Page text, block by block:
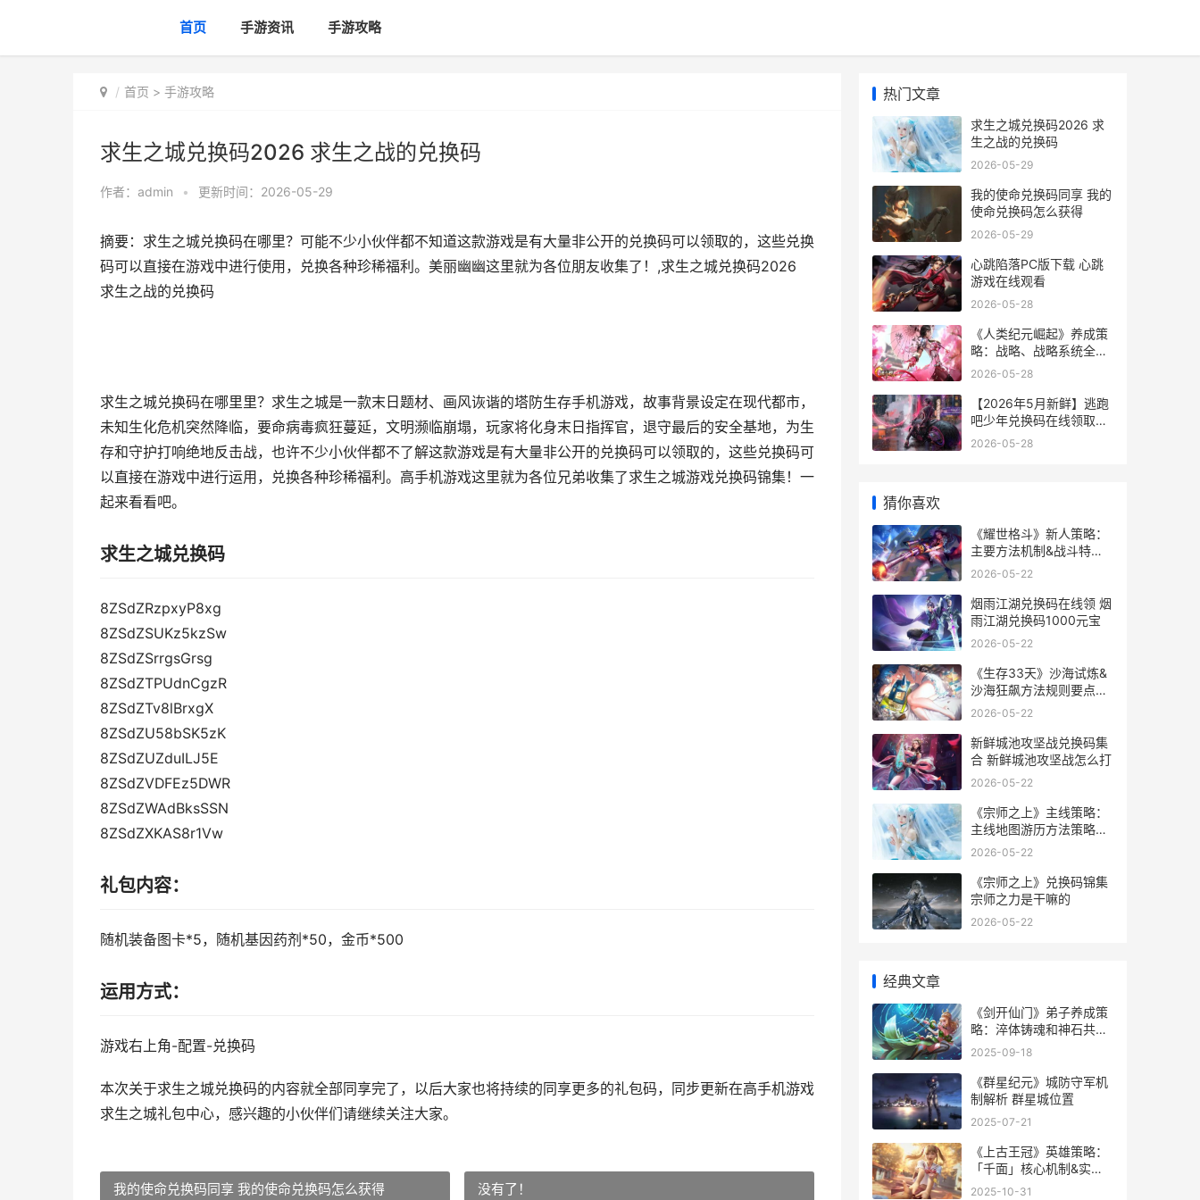
首页 手游资讯 手游攻略
首页 > 手游攻略
求生之城兑换码2026 求生之战的兑换码
作者： admin • 更新时间：2026-05-29
摘要：求生之城兑换码在哪里？可能不少小伙伴都不知道这款游戏是有大量非公开的兑换码可以领取的，这些兑换
码可以直接在游戏中进行使用，兑换各种珍稀福利。美丽幽幽这里就为各位朋友收集了！,求生之城兑换码2026
求生之战的兑换码
求生之城兑换码在哪里里？求生之城是一款末日题材、画风诙谐的塔防生存手机游戏，故事背景设定在现代都市，
未知生化危机突然降临，要命病毒疯狂蔓延，文明濒临崩塌，玩家将化身末日指挥官，退守最后的安全基地，为生
存和守护打响绝地反击战，也许不少小伙伴都不了解这款游戏是有大量非公开的兑换码可以领取的，这些兑换码可
以直接在游戏中进行运用，兑换各种珍稀福利。高手机游戏这里就为各位兄弟收集了求生之城游戏兑换码锦集！一
起来看看吧。
求生之城兑换码
8ZSdZRzpxyP8xg
8ZSdZSUKz5kzSw
8ZSdZSrrgsGrsg
8ZSdZTPUdnCgzR
8ZSdZTv8lBrxgX
8ZSdZU58bSK5zK
8ZSdZUZduILJ5E
8ZSdZVDFEz5DWR
8ZSdZWAdBksSSN
8ZSdZXKAS8r1Vw
礼包内容：
随机装备图卡*5，随机基因药剂*50，金币*500
运用方式：
游戏右上角-配置-兑换码
本次关于求生之城兑换码的内容就全部同享完了，以后大家也将持续的同享更多的礼包码，同步更新在高手机游戏
求生之城礼包中心，感兴趣的小伙伴们请继续关注大家。
我的使命兑换码同享 我的使命兑换码怎么获得 没有了！
热门文章
求生之城兑换码2026 求
生之战的兑换码
2026-05-29
我的使命兑换码同享 我的
使命兑换码怎么获得
2026-05-29
心跳陷落PC版下载 心跳
游戏在线观看
2026-05-28
《人类纪元崛起》养成策
略：战略、战略系统全解
析 人类纪元游戏
2026-05-28
【2026年5月新鲜】逃跑
吧少年兑换码在线领取
2026年五月份日历
2026-05-28
猜你喜欢
《耀世格斗》新人策略：
主要方法机制&战斗特色
操作说明 耀世集团是什么
2026-05-22
烟雨江湖兑换码在线领 烟
雨江湖兑换码1000元宝
2026-05-22
《生存33天》沙海试炼&
沙海狂飙方法规则要点解
析 30天生存游戏byarica
2026-05-22
新鲜城池攻坚战兑换码集
合 新鲜城池攻坚战怎么打
2026-05-22
《宗师之上》主线策略：
主线地图游历方法策略详
细解答 宗师之王
2026-05-22
《宗师之上》兑换码锦集
宗师之力是干嘛的
2026-05-22
经典文章
《剑开仙门》弟子养成策
略：淬体铸魂和神石共鸣
策略 剑开仙门境界划分
2025-09-18
《群星纪元》城防守军机
制解析 群星城位置
2025-07-21
《上古王冠》英雄策略：
「千面」核心机制&实战
诀窍组合详细解答 上古王
2025-10-31